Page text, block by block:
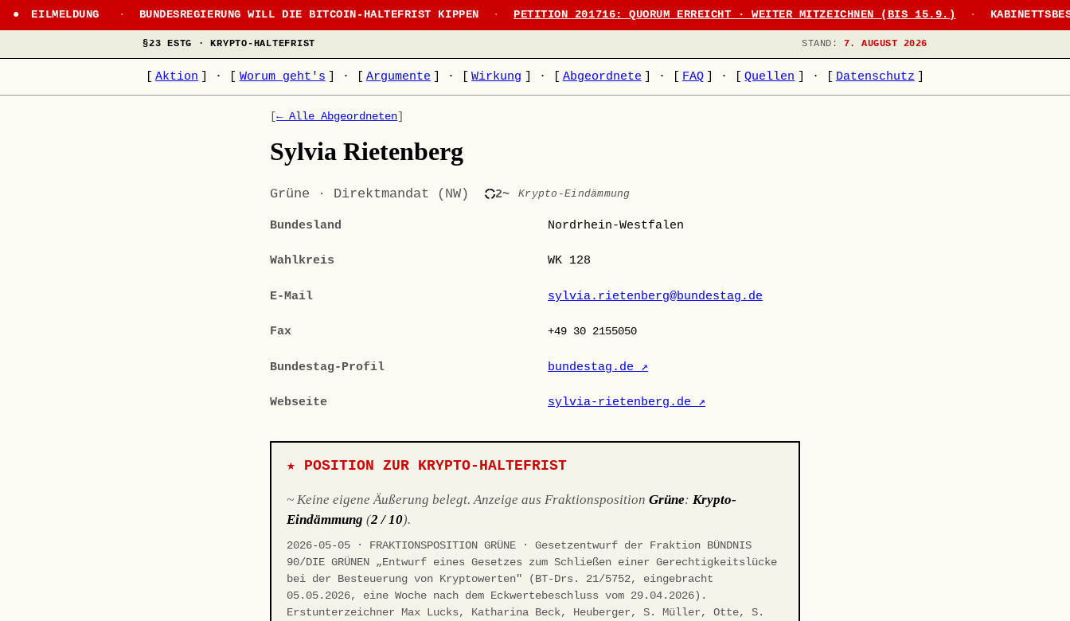
EILMELDUNG · BUNDESREGIERUNG WILL DIE BITCOIN-HALTEFRIST KIPPEN · PETITION 201716: QUORUM ERREICHT · WEITER MITZEICHNEN (BIS 15.9.) ·
§23 ESTG · KRYPTO-HALTEFRIST STAND: 7. AUGUST 2026
Aktion · Worum geht's · Argumente · Wirkung · Abgeordnete · FAQ · Quellen · Datenschutz
[← Alle Abgeordneten]
Sylvia Rietenberg
Grüne · Direktmandat (NW) 2~ Krypto-Eindämmung
Bundesland Nordrhein-Westfalen
Wahlkreis WK 128
E-Mail sylvia.rietenberg@bundestag.de
Fax +49 30 2155050
Bundestag-Profil bundestag.de ↗
Webseite sylvia-rietenberg.de ↗
★ POSITION ZUR KRYPTO-HALTEFRIST
~ Keine eigene Äußerung belegt. Anzeige aus FraktionspositionGrüne:Krypto-
Eindämmung (2 / 10).
2026-05-05 · FRAKTIONSPOSITION GRÜNE · Gesetzentwurf der Fraktion BÜNDNIS
90/DIE GRÜNEN „Entwurf eines Gesetzes zum Schließen einer Gerechtigkeitslücke
bei der Besteuerung von Kryptowerten" (BT-Drs. 21/5752, eingebracht
05.05.2026, eine Woche nach dem Eckwertebeschluss vom 29.04.2026).
Erstunterzeichner Max Lucks, Katharina Beck, Heuberger, S. Müller, Otte, S.